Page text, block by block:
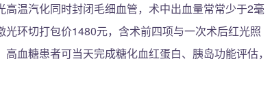
温汽化同时封闭毛细血管，术中出血量常常少于2毫
环切打包价1480元，含术前四项与一次术后红光照
血糖患者可当天完成糖化血红蛋白、胰岛功能评估，